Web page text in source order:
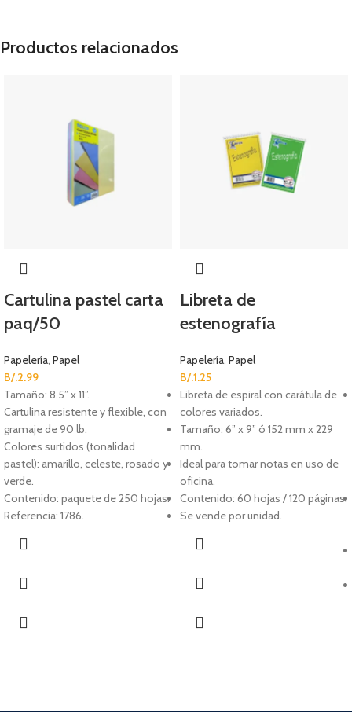
Productos relacionados
Cartulina pastel carta
paq/50
Papelería, Papel
B/.2.99
Tamaño: 8.5” x 11”.
Cartulina resistente y flexible, con
gramaje de 90 lb.
Colores surtidos (tonalidad
pastel): amarillo, celeste, rosado y
verde.
Contenido: paquete de 250 hojas.
Referencia: 1786.
Libreta de
estenografía
Papelería, Papel
B/.1.25
Libreta de espiral con carátula de
colores variados.
Tamaño: 6” x 9” ó 152 mm x 229
mm.
Ideal para tomar notas en uso de
oficina.
Contenido: 60 hojas / 120 páginas.
Se vende por unidad.